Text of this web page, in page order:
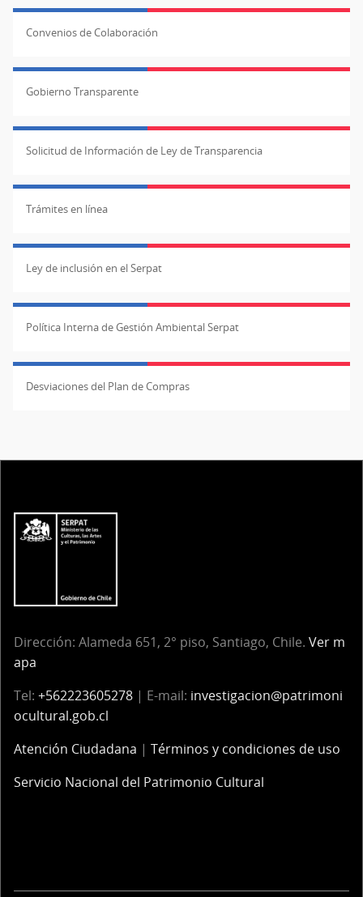
Convenios de Colaboración
Gobierno Transparente
Solicitud de Información de Ley de Transparencia
Trámites en línea
Ley de inclusión en el Serpat
Política Interna de Gestión Ambiental Serpat
Desviaciones del Plan de Compras
Dirección: Alameda 651, 2° piso, Santiago, Chile. Ver m
apa
Tel: +562223605278 | E-mail: investigacion@patrimoni
ocultural.gob.cl
Atención Ciudadana | Términos y condiciones de uso
Servicio Nacional del Patrimonio Cultural